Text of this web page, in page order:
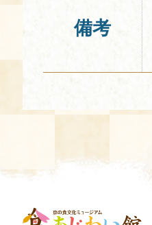
備考